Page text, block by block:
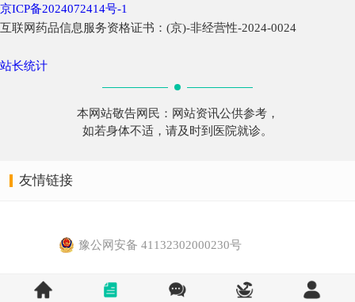
京ICP备2024072414号-1
互联网药品信息服务资格证书：(京)-非经营性-2024-0024
站长统计
本网站敬告网民：网站资讯公供参考，
如若身体不适，请及时到医院就诊。
友情链接
豫公网安备 41132302000230号